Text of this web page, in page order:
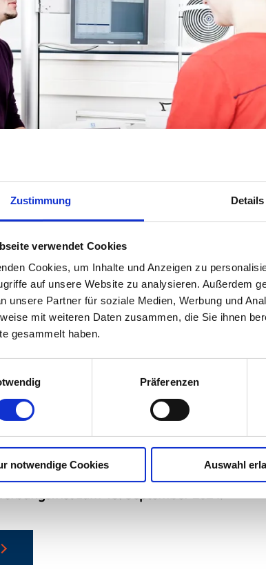
Zustimmung Details
verwendet Cookies
Cookies, um Inhalte und Anzeigen zu
auf unsere Website zu analysieren. Außerdem
unsere Partner für soziale Medien, Werbung und
mit weiteren Daten zusammen, die Sie ihnen
gesammelt haben.
Präferenzen
notwendige Cookies Auswahl
werden an Geräten in den
veranstaltet dieErnst-Abbe-Hochschule in
Augenoptik/ Optometrie mit Prof.
Studiengängen werden Kompetenzen in
Augenoptik und Technik vermittelt. Für
Einen Studienplatz erhalten also alle
bewerben. Für den
in der Augenoptik möglich.
der Bachelorstudiengang
"Augenoptik/
und der Masterstudiengang